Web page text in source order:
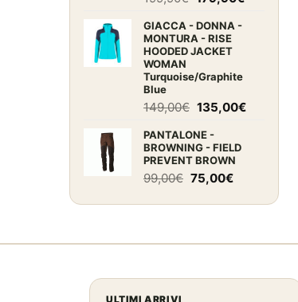
originale
era:
GIACCA - DONNA -
MONTURA - RISE
HOODED JACKET
WOMAN
Turquoise/Graphite
Blue
149,00€ Il
originale
era:
149,00€.
135,00€Il
PANTALONE -
BROWNING - FIELD
PREVENT BROWN
99,00€ Il
originale
99,00€.
75,00€Il
attuale
75,00€.
ULTIMI ARRIVI